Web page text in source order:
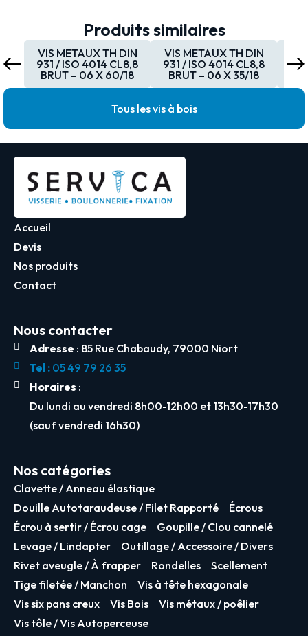
Produits similaires
VIS METAUX TH DIN
931 / ISO 4014 CL8,8
BRUT – 06 X 60/18
VIS METAUX TH DIN
931 / ISO 4014 CL8,8
BRUT – 06 X 35/18
Tous les vis à bois
Accueil
Devis
Nos produits
Contact
Nous contacter
Adresse : 85 Rue Chabaudy, 79000 Niort
Tel :05 49 79 26 35
Horaires :
Du lundi au vendredi 8h00-12h00 et 13h30-17h30
(sauf vendredi 16h30)
Nos catégories
Clavette / Anneau élastique
Douille Autotaraudeuse / Filet Rapporté
Écrous
Écrou à sertir / Écrou cage
Goupille / Clou cannelé
Levage / Lindapter
Outillage / Accessoire / Divers
Rivet aveugle / À frapper
Rondelles
Scellement
Tige filetée / Manchon
Vis à tête hexagonale
Vis six pans creux
Vis Bois
Vis métaux / poêlier
Vis tôle / Vis Autoperceuse